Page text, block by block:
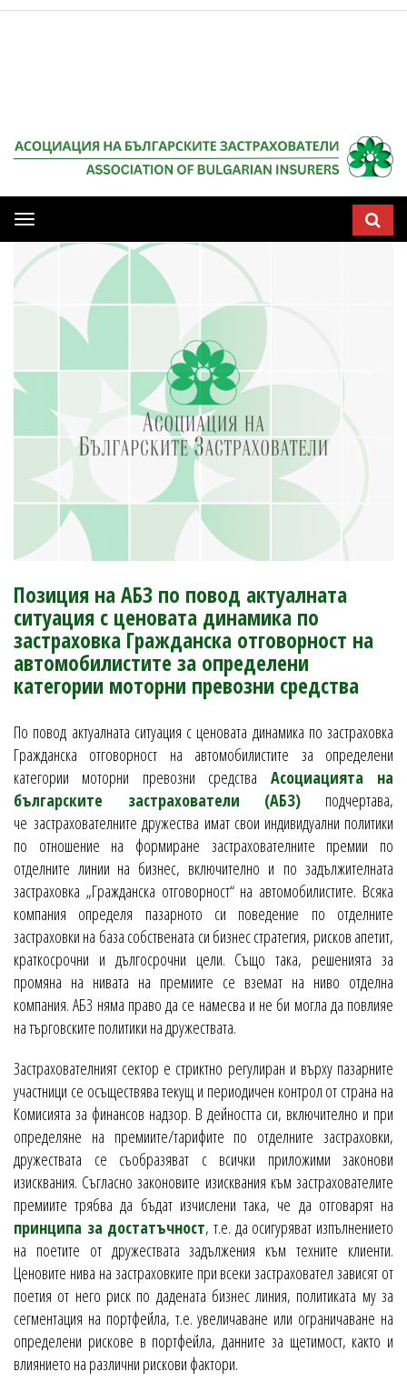
Мобилна
навигация
Позиция на АБЗ по повод актуалната
ситуация с ценовата динамика по
застраховка Гражданска отговорност на
автомобилистите за определени
категории моторни превозни средства
По повод актуалната ситуация с ценовата динамика по застраховка
Гражданска отговорност на автомобилистите за определени
категории моторни превозни средства Асоциацията на
българските застрахователи (АБЗ) подчертава,
че застрахователните дружества имат свои индивидуални политики
по отношение на формиране застрахователните премии по
отделните линии на бизнес, включително и по задължителната
застраховка „Гражданска отговорност“ на автомобилистите. Всяка
компания определя пазарното си поведение по отделните
застраховки на база собствената си бизнес стратегия, рисков апетит,
краткосрочни и дългосрочни цели. Също така, решенията за
промяна на нивата на премиите се вземат на ниво отделна
компания. АБЗ няма право да се намесва и не би могла да повлияе
на търговските политики на дружествата.
Застрахователният сектор е стриктно регулиран и върху пазарните
участници се осъществява текущ и периодичен контрол от страна на
Комисията за финансов надзор. В дейността си, включително и при
определяне на премиите/тарифите по отделните застраховки,
дружествата се съобразяват с всички приложими законови
изисквания. Съгласно законовите изисквания към застрахователите
премиите трябва да бъдат изчислени така, че да отговарят на
принципа за достатъчност, т.е. да осигуряват изпълнението
на поетите от дружествата задължения към техните клиенти.
Ценовите нива на застраховките при всеки застраховател зависят от
поетия от него риск по дадената бизнес линия, политиката му за
сегментация на портфейла, т.е. увеличаване или ограничаване на
определени рискове в портфейла, данните за щетимост, както и
влиянието на различни рискови фактори.